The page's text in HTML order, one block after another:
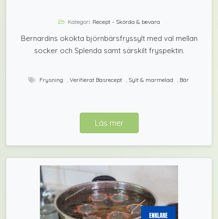
Kategori: Recept - Skörda & bevara
Bernardins okokta björnbärsfryssylt med val mellan
socker och Splenda samt särskilt fryspektin.
Läs mer
Frysning Verifierat Basrecept Sylt & marmelad Bär